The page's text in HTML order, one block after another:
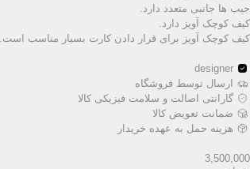
جیب ها جانبی متعدد دارد.
کیف کوچک آویز دارد.
کیف کوچک آویز برای قرار دادن کارت بسیار مناسب است.
designer
ارسال توسط فروشگاه
گارانتی اصالت و سلامت فیزیکی کالا
ضمانت تعویض کالا
هزینه حمل به عهده خریدار
3,500,000